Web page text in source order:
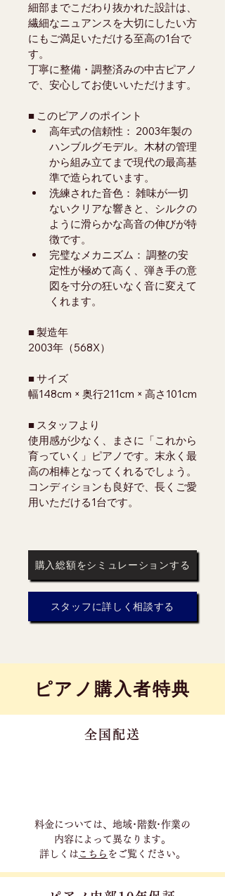
細部までこだわり抜かれた設計は、
繊細なニュアンスを大切にしたい方
にもご満足いただける至高の1台で
す。
丁寧に整備・調整済みの中古ピアノ
で、安心してお使いいただけます。
■ このピアノのポイント
高年式の信頼性： 2003年製の
ハンブルグモデル。木材の管理
から組み立てまで現代の最高基
準で造られています。
洗練された音色： 雑味が一切
ないクリアな響きと、シルクの
ように滑らかな高音の伸びが特
徴です。
完璧なメカニズム： 調整の安
定性が極めて高く、弾き手の意
図を寸分の狂いなく音に変えて
くれます。
■ 製造年
2003年（568X）
■ サイズ
幅148cm × 奥行211cm × 高さ101cm
■ スタッフより
使用感が少なく、まさに「これから
育っていく」ピアノです。末永く最
高の相棒となってくれるでしょう。
コンディションも良好で、長くご愛
用いただける1台です。
購入総額をシミュレーションする
スタッフに詳しく相談する
​ピアノ購入者特典
全国配送
料金については、地域･階数･作業の
内容に よって異なります。
詳しくは こちら をご覧ください。